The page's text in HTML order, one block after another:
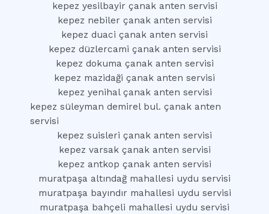
kepez yesilbayir çanak anten servisi
kepez nebiler çanak anten servisi
kepez duaci çanak anten servisi
kepez düzlercami çanak anten servisi
kepez dokuma çanak anten servisi
kepez mazidaği çanak anten servisi
kepez yenihal çanak anten servisi
kepez süleyman demirel bul. çanak anten
servisi
kepez suisleri çanak anten servisi
kepez varsak çanak anten servisi
kepez antkop çanak anten servisi
muratpaşa altındağ mahallesi uydu servisi
muratpaşa bayındır mahallesi uydu servisi
muratpaşa bahçeli mahallesi uydu servisi